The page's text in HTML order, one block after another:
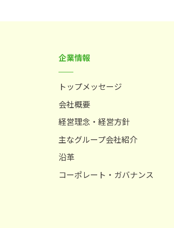
企業情報
トップメッセージ
会社概要
経営理念・経営方針
主なグループ会社紹介
沿革
コーポレート・ガバナンス